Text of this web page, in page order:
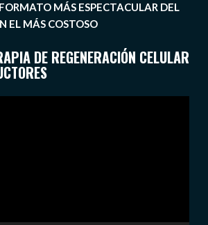
MÁS ESPECTACULAR DEL
EL MÁS COSTOSO
DE REGENERACIÓN CELULAR